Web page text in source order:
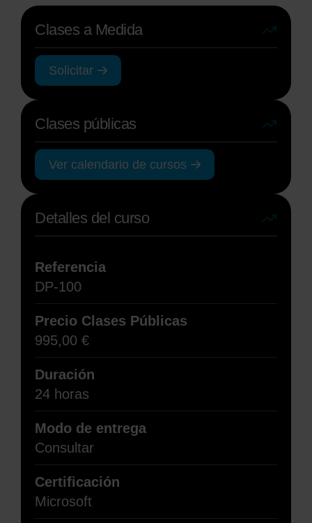
Clases a Medida
Solicitar
Clases públicas
Ver calendario de cursos
Detalles del curso
Referencia
DP-100
Precio Clases Públicas
995,00 €
Duración
24 horas
Modo de entrega
Consultar
Certificación
Microsoft